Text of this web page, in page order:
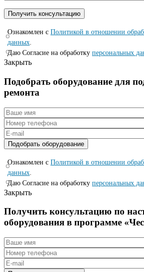
Ознакомлен с Политикой в отношении
данных.
Даю Согласие на обработку персональных
Закрыть
Подобрать оборудование для
ремонта
Ознакомлен с Политикой в отношении
данных
Даю Согласие на обработку персональных
Закрыть
Получить консультацию по
оборудования в программе